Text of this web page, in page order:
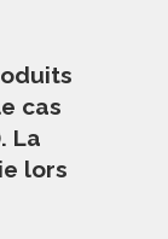
cas
La
lors